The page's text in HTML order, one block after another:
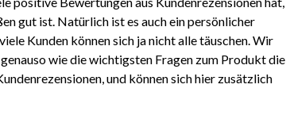
gut ist. Natürlich ist es auch ein persönlicher
Kunden können sich ja nicht alle täuschen. Wir
wie die wichtigsten Fragen zum Produkt die
und können sich hier zusätzlich